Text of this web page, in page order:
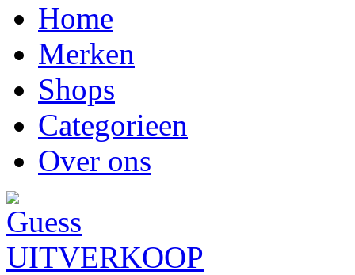
Home
Merken
Shops
Categorieen
Over ons
UITVERKOOP